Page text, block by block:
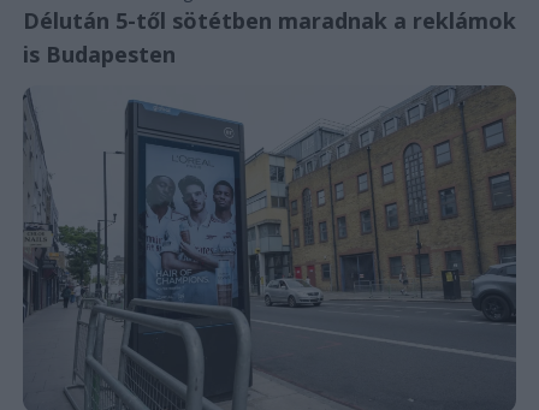
Délután 5-től sötétben maradnak a reklámok
is Budapesten